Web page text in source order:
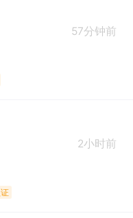
57分钟前
2小时前